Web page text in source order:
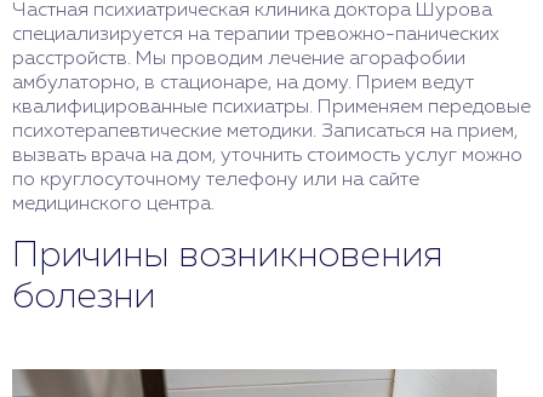
Частная психиатрическая клиника доктора Шурова
специализируется на терапии тревожно-панических
расстройств. Мы проводим лечение агорафобии
амбулаторно, в стационаре, на дому. Прием ведут
квалифицированные психиатры. Применяем передовые
психотерапевтические методики. Записаться на прием,
вызвать врача на дом, уточнить стоимость услуг можно
по круглосуточному телефону или на сайте
медицинского центра.
Причины возникновения
болезни